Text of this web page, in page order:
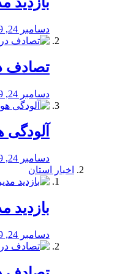
دسامبر 24, 2019
تصادف
دسامبر 24, 2019
دسامبر 24, 2019
اخبار استان
بازدید
دسامبر 24, 2019